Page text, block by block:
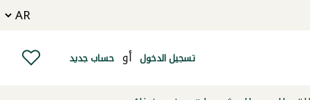
تسجيل الدخول أو حساب جديد